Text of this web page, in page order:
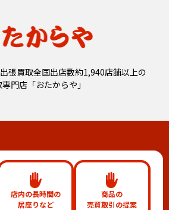
張買取全国出店数約1,940店舗以上の
専門店「おたからや」
店内の長時間の
居座りなど
商品の
売買取引の提案